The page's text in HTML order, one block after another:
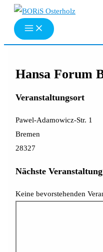
Zum
Inhalt
springen
Hansa Forum
Veranstaltungsort
Pawel-Adamowicz-Str. 1
Bremen
28327
Nächste Veranstaltung
Keine bevorstehenden